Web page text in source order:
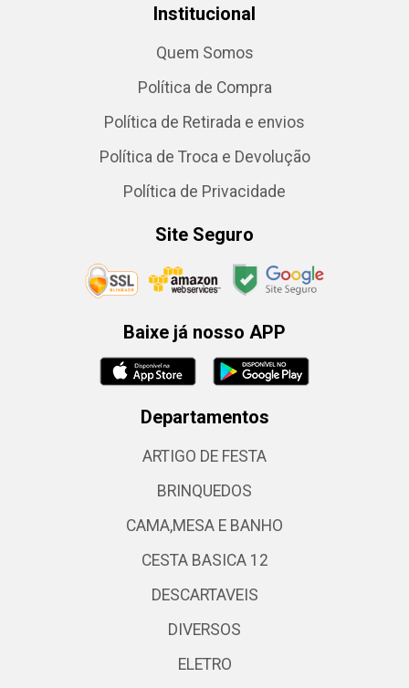
Institucional
Quem Somos
Política de Compra
Política de Retirada e envios
Política de Troca e Devolução
Política de Privacidade
Site Seguro
Baixe já nosso APP
Departamentos
ARTIGO DE FESTA
BRINQUEDOS
CAMA,MESA E BANHO
CESTA BASICA 12
DESCARTAVEIS
DIVERSOS
ELETRO